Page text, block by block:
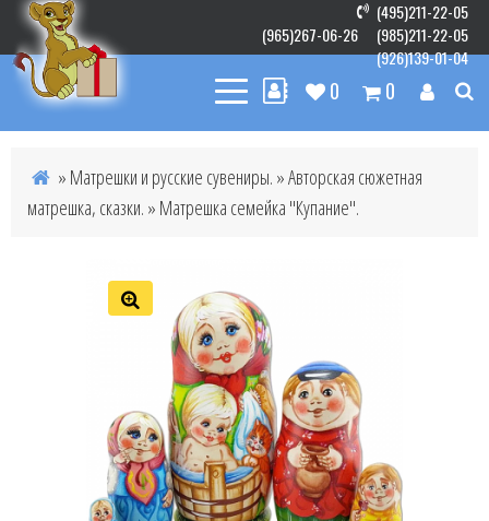
(495)211-22-05
(965)267-06-26
(985)211-22-05
(926)139-01-04
0 0
» Матрешки и русские сувениры. »Авторская сюжетная
матрешка, сказки. » Матрешка семейка "Купание".